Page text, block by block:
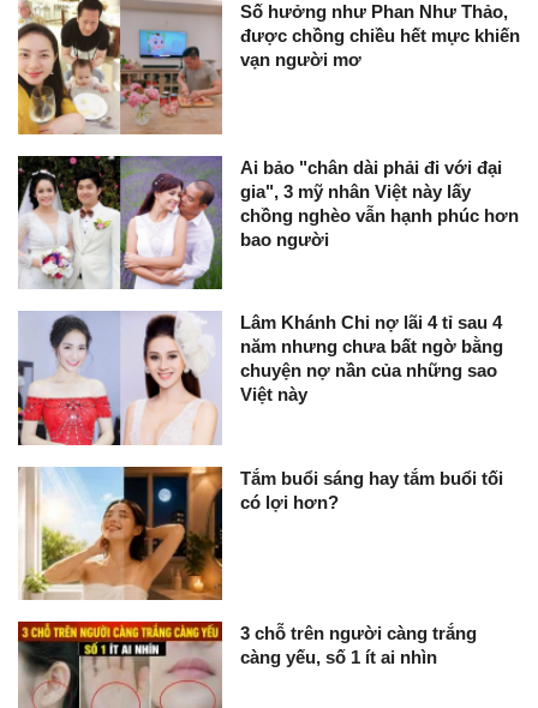
Số hưởng như Phan Như Thảo,
được chồng chiều hết mực khiến
vạn người mơ
Ai bảo "chân dài phải đi với đại
gia", 3 mỹ nhân Việt này lấy
chồng nghèo vẫn hạnh phúc hơn
bao người
Lâm Khánh Chi nợ lãi 4 tỉ sau 4
năm nhưng chưa bất ngờ bằng
chuyện nợ nần của những sao
Việt này
Tắm buổi sáng hay tắm buổi tối
có lợi hơn?
3 chỗ trên người càng trắng
càng yếu, số 1 ít ai nhìn